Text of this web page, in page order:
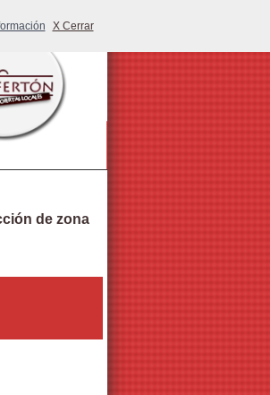
X Cerrar
de zona